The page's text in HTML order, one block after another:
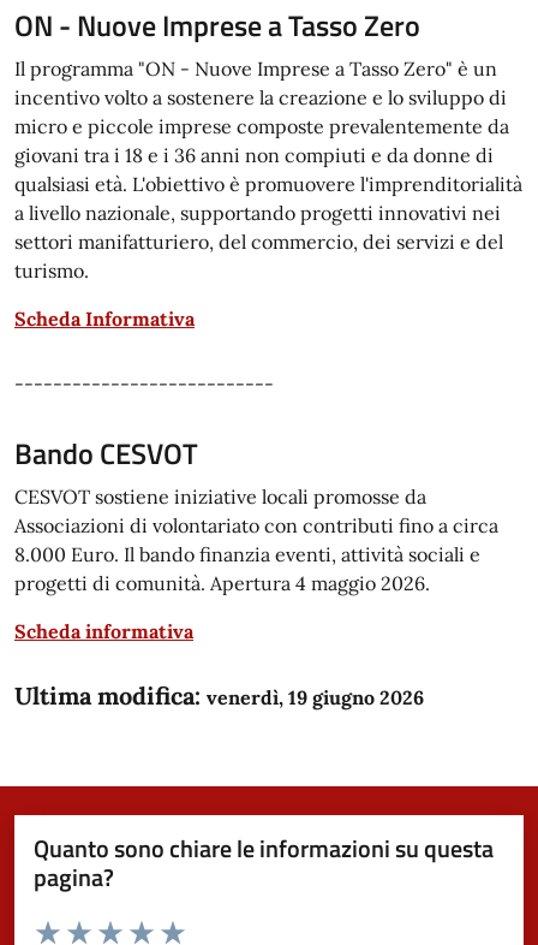
ON - Nuove Imprese a Tasso Zero
Il programma "ON - Nuove Imprese a Tasso Zero" è un
incentivo volto a sostenere la creazione e lo sviluppo di
micro e piccole imprese composte prevalentemente da
giovani tra i 18 e i 36 anni non compiuti e da donne di
qualsiasi età. L'obiettivo è promuovere l'imprenditorialità
a livello nazionale, supportando progetti innovativi nei
settori manifatturiero, del commercio, dei servizi e del
turismo.
Scheda Informativa
---------------------------
Bando CESVOT
CESVOT sostiene iniziative locali promosse da
Associazioni di volontariato con contributi fino a circa
8.000 Euro. Il bando finanzia eventi, attività sociali e
progetti di comunità. Apertura 4 maggio 2026.
Scheda informativa
Ultima modifica: venerdì, 19 giugno 2026
Quanto sono chiare le informazioni su questa
pagina?
Domanda
Valuta da 1 a 5 stelle la pagina